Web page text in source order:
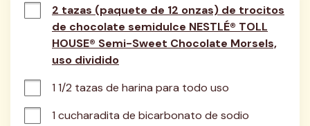
2 tazas (paquete de 12 onzas) de trocitos
de chocolate semidulce NESTLÉ® TOLL
HOUSE® Semi-Sweet Chocolate Morsels,
uso dividido
1 1/2 tazas de harina para todo uso
1 cucharadita de bicarbonato de sodio